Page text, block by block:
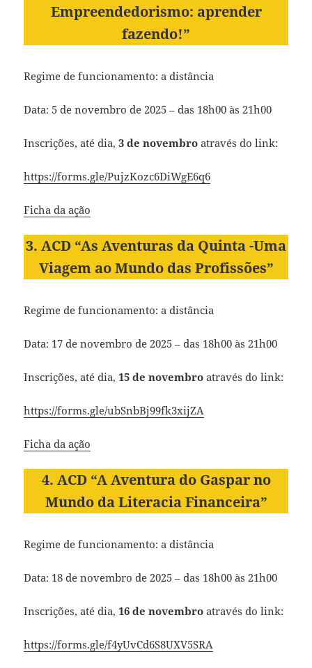
Empreendedorismo: aprender
fazendo!”
Regime de funcionamento: a distância
Data: 5 de novembro de 2025 – das 18h00 às 21h00
Inscrições, até dia, 3 de novembro através do link:
https://forms.gle/PujzKozc6DiWgE6q6
Ficha da ação
3. ACD “As Aventuras da Quinta -Uma
Viagem ao Mundo das Profissões”
Regime de funcionamento: a distância
Data: 17 de novembro de 2025 – das 18h00 às 21h00
Inscrições, até dia,15 de novembro através do link:
https://forms.gle/ubSnbBj99fk3xijZA
Ficha da ação
4. ACD “A Aventura do Gaspar no
Mundo da Literacia Financeira”
Regime de funcionamento: a distância
Data: 18 de novembro de 2025 – das 18h00 às 21h00
Inscrições, até dia,16 de novembro através do link:
https://forms.gle/f4yUvCd6S8UXV5SRA